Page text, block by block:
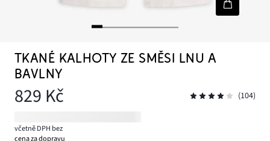
TKANÉ KALHOTY ZE SMĚSI LNU A
BAVLNY
829 Kč (104)
včetně DPH bez
cena za dopravu